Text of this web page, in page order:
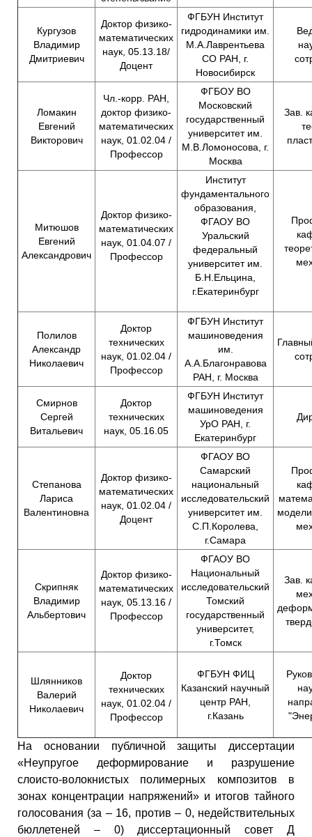
Кургузов
Владимир
Дмитриевич
Доктор физико-
математических
наук, 05.13.18/
Доцент
ФГБУН Институт
гидродинамики им.
М.А.Лаврентьева
СО РАН, г.
Новосибирск
Ломакин
Евгений
Викторович
Чл.-корр. РАН,
доктор физико-
математических
наук, 01.02.04 /
Профессор
ФГБОУ ВО
Московский
государственный
университет им.
М.В.Ломоносова, г.
Москва
Зав.
Митюшов
Евгений
Александрович
Доктор физико-
математических
наук, 01.04.07 /
Профессор
Институт
фундаментального
образования,
ФГАОУ ВО
Уральский
федеральный
университет им.
Б.Н.Ельцина,
г.Екатеринбург
Полилов
Александр
Николаевич
Доктор
технических
наук, 01.02.04 /
Профессор
ФГБУН Институт
машиноведения
им.
А.А.Благонравова
РАН, г. Москва
Смирнов
Сергей
Витальевич
Доктор
технических
наук, 05.16.05
ФГБУН Институт
машиноведения
УрО РАН, г.
Екатеринбург
Степанова
Лариса
Валентиновна
Доктор физико-
математических
наук, 01.02.04 /
Доцент
ФГАОУ ВО
Самарский
национальный
исследовательский
университет им.
С.П.Королева,
г.Самара
Скрипняк
Владимир
Альбертович
Доктор физико-
математических
наук, 05.13.16 /
Профессор
ФГАОУ ВО
Национальный
исследовательский
Томский
государственный
университет,
г.Томск
Зав.
Шлянников
Валерий
Николаевич
Доктор
технических
наук, 01.02.04 /
Профессор
ФГБУН ФИЦ
Казанский научный
центр РАН,
г.Казань
На основании публичной защиты диссертации
«Неупругое деформирование и разрушение
слоисто-волокнистых полимерных композитов в
зонах концентрации напряжений» и итогов тайного
голосования (за – 16, против – 0, недействительных
бюллетеней – 0) диссертационный совет Д